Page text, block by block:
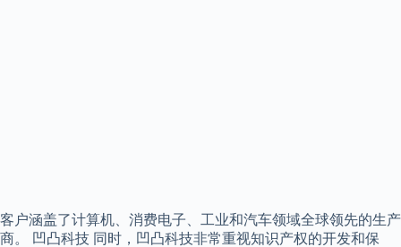
客户涵盖了计算机、消费电子、工业和汽车领域全球领先的生产
商。 凹凸科技 同时，凹凸科技非常重视知识产权的开发和保